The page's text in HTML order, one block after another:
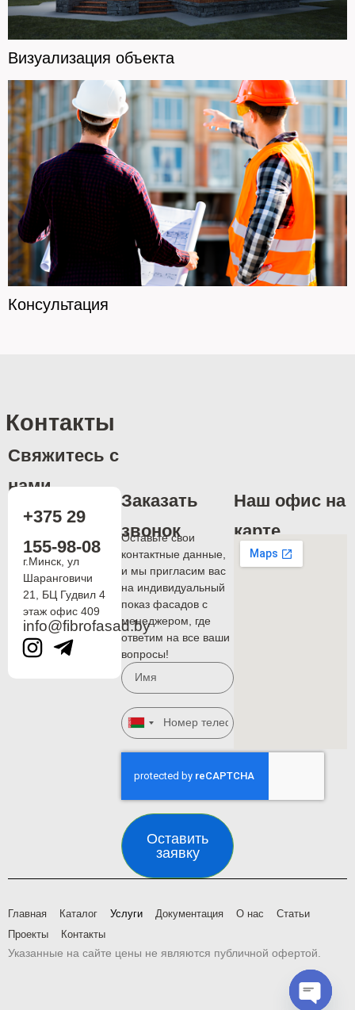
Визуализация объекта
Консультация
Контакты
Свяжитесь с
нами
+375 29
155-98-08
г.Минск, ул
Шаранговичи
21, БЦ Гудвил 4
этаж офис 409
info@fibrofasad.by
Заказать
звонок
Оставьте свои
контактные данные,
и мы пригласим вас
на индивидуальный
показ фасадов с
менеджером, где
ответим на все ваши
вопросы!
Belarus
Оставить
заявку
Наш офис на
карте
Главная Каталог Услуги Документация О нас
Статьи
Проекты
Контакты
Указанные на сайте цены не являются публичной офертой.